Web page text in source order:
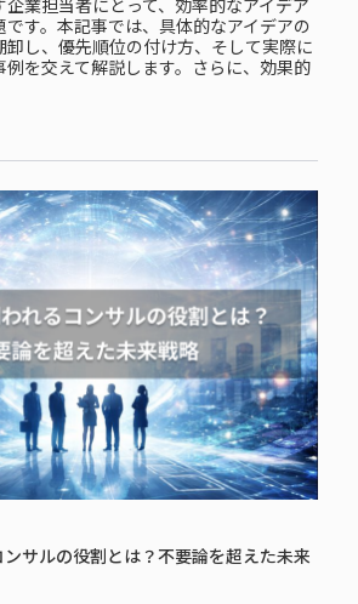
す。本記事では、具体的なアイデアの
卸し、優先順位の付け方、そして実際に
を交えて解説します。さらに、効果的
サルの役割とは？不要論を超えた未来